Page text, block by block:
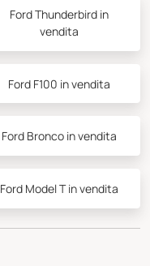
Ford Thunderbird in
vendita
Ford F100 in vendita
Ford Bronco in vendita
Ford Model T in vendita